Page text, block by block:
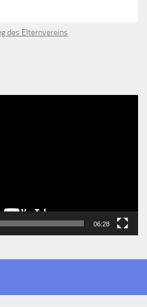
des Elternvereins.
06:28